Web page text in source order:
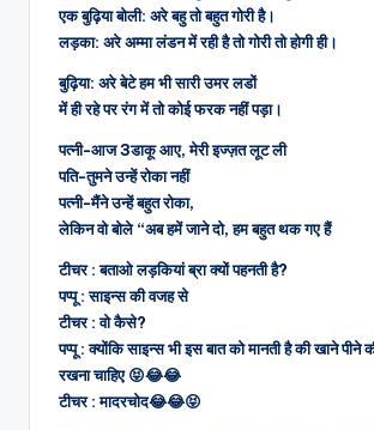
एक बुढ़िया बोली: अरे बहु तो बहुत गोरी है।
लड़का: अरे अम्मा लंडन में रही है तो गोरी तो होगी ही।
बुढ़िया: अरे बेटे हम भी सारी उमर लडों
में ही रहे पर रंग में तो कोई फरक नहीं पड़ा।
पत्नी-आज 3डाकू आए, मेरी इज्ज़त लूट ली
पति-तुमने उन्हें रोका नहीं
पत्नी-मैंने उन्हें बहुत रोका,
लेकिन वो बोले “अब हमें जाने दो, हम बहुत थक गए हैं
टीचर : बताओ लड़कियां ब्रा क्यों पहनती है?
पप्पू : साइन्स की वजह से
टीचर : वो कैसे?
पप्पू : क्योंकि साइन्स भी इस बात को मानती है की खाने
रखना चाहिए 😝😂😂
टीचर : मादरचोद😂😂😝